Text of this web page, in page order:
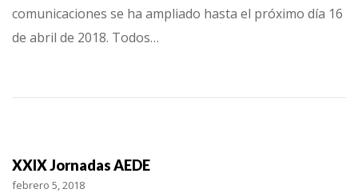
comunicaciones se ha ampliado hasta el próximo día 16
de abril de 2018. Todos…
XXIX Jornadas AEDE
febrero 5, 2018